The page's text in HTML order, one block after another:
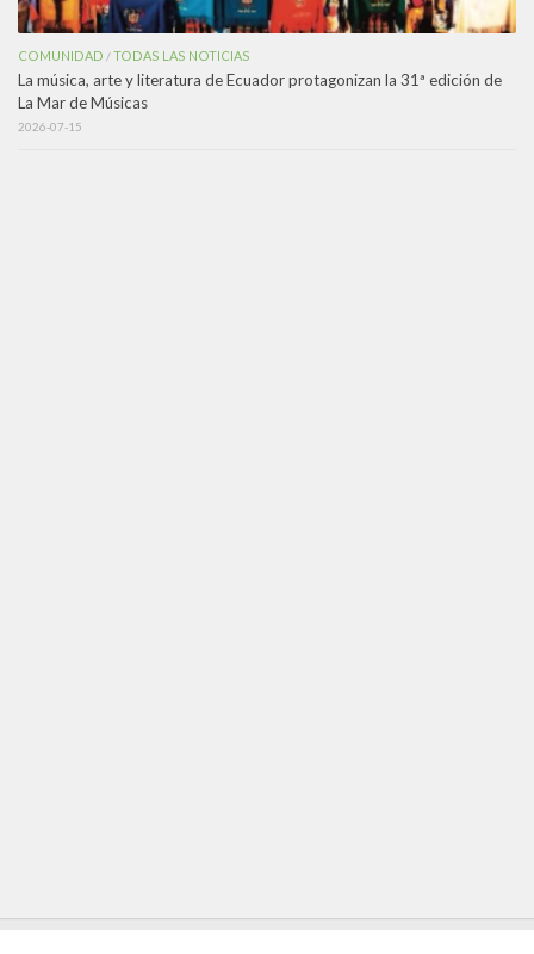
COMUNIDAD /TODAS LAS NOTICIAS
La música, arte y literatura de Ecuador protagonizan la 31ª edición de
La Mar de Músicas
2026-07-15